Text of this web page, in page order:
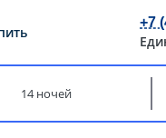
+7
14 ночей